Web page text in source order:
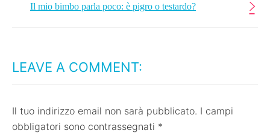
Il mio bimbo parla poco: è pigro o testardo?
LEAVE A COMMENT:
Il tuo indirizzo email non sarà pubblicato. I campi
obbligatori sono contrassegnati *